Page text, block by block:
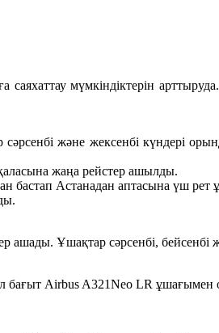
саяхаттау мүмкіндіктерін
және жексенбі күндері
жаңа рейстер ашылды.
бастап Астанадан аптасына үш рет
ашады. Ұшақтар сәрсенбі,
бағыт Airbus A321Neo LR ұшағымен